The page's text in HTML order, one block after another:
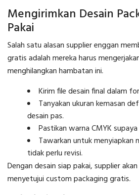
Mengirimkan Desain
Pakai
Salah satu alasan supplier enggan
gratis adalah mereka harus
menghilangkan hambatan ini.
Kirim file desain final dalam
Tanyakan ukuran kemasan
desain pas.
Pastikan warna CMYK
Tawarkan untuk menyiapkan
tidak perlu revisi.
Dengan desain siap pakai, supplier
menyetujui custom packaging gratis.